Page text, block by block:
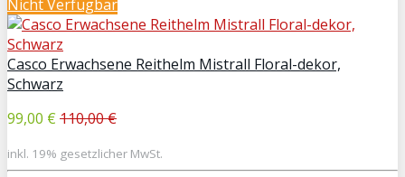
Nicht Verfügbar
Casco Erwachsene Reithelm Mistrall Floral-dekor,
Schwarz
99,00 € 110,00 €
inkl. 19% gesetzlicher MwSt.